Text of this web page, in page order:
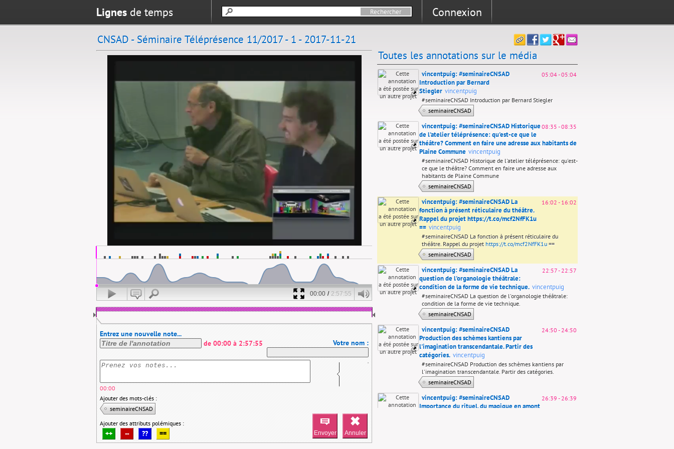
Lignes de temps Connexion
CNSAD - Séminaire Téléprésence 11/2017 - 1 - 2017-11-21
00:00 / 2:57:55
Entrez une nouvelle note...
de 00:00 à 2:57:55 Votre nom :
00:00
Ajouter des mots-clés :
seminaireCNSAD
Ajouter des attributs polémiques :
++ -- ?? ==
Toutes les annotations sur le média
05:04-05:04
vincentpuig: #seminaireCNSAD
Introduction par Bernard
Stiegler vincentpuig
#seminaireCNSAD Introduction par Bernard Stiegler
seminaireCNSAD
08:35 -08:35
vincentpuig: #seminaireCNSAD Historique
de l'atelier téléprésence: qu'est-ce que le
théâtre? Comment en faire une adresse aux habitants de
Plaine Commune vincentpuig
#seminaireCNSAD Historique de l'atelier téléprésence: qu'est-
ce que le théâtre? Comment en faire une adresse aux
habitants de Plaine Commune
seminaireCNSAD
16:02 - 16:02
vincentpuig: #seminaireCNSAD La
fonction à présent réticulaire du théâtre.
Rappel du projethttps://t.co/mcf2NfFK1u
== vincentpuig
#seminaireCNSAD La fonction à présent réticulaire du
théâtre. Rappel du projet https://t.co/mcf2NfFK1u==
seminaireCNSAD
22:57-22:57
vincentpuig: #seminaireCNSAD La
question de l'organologie théâtrale:
condition de la forme de vie technique. vincentpuig
#seminaireCNSAD La question de l'organologie théâtrale:
condition de la forme de vie technique.
seminaireCNSAD
24:50 -24:50
vincentpuig: #seminaireCNSAD
Production des schèmes kantiens par
l'imagination transcendantale. Partir des
catégories. vincentpuig
#seminaireCNSAD Production des schèmes kantiens par
l'imagination transcendantale. Partir des catégories.
seminaireCNSAD
26:39 -26:39
vincentpuig: #seminaireCNSAD
Importance du rituel, du magique en amont